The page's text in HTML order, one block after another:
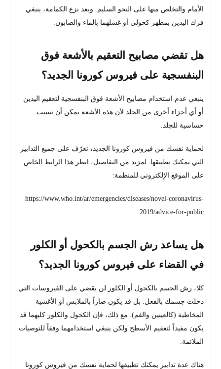
الأمام والتخلص منها على النحو السليم. وبعد نزع الكمامة، ينبغي
فرك اليدين بمطهر كحولي أو غسلهما بالماء والصابون.
هل تقضي مصابيح التعقيم بالأشعة فوق
البنفسجية على فيروس كورونا الجديد؟
ينبغي عدم استخدام مصابيح الأشعة فوق البنفسجية لتعقيم اليدين
أو أي أجزاء أخرى من الجلد لأن هذه الأشعة يمكن أن تسبب
حساسية للجلد.
لحماية نفسك من فيروس كورونا الجديد، تعرّف على جميع التدابير
التي يمكنك تطبيقها. لمزيد من التفاصيل، انظر هذا الرابط الخاص
على الموقع الإلكتروني للمنظمة:
https://www.who.int/ar/emergencies/diseases/novel-coronavirus-
2019/advice-for-public
هل يساعد رش الجسم بالكحول أو الكلور
في القضاء على فيروس كورونا الجديد؟
كلا، رش الجسم بالكحول أو الكلور لن يقضي على الفيروسات التي
دخلت جسمك بالفعل. بل قد يكون ضاراً بالملابس أو الأغشية
المخاطية (كالعينين والفم). مع ذلك، فإن الكحول والكلور كليهما قد
يكون مفيداً لتعقيم الأسطح ولكن ينبغي استخدامهما وفقاً للتوصيات
الملائمة.
هناك عدة تدابير يمكنك تطبيقها لحماية نفسك من فيروس كورونا